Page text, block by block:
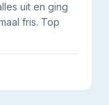
uit en ging
fris. Top